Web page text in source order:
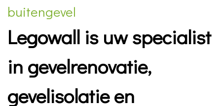
buitengevel
Legowall is uw specialist
in gevelrenovatie,
gevelisolatie en